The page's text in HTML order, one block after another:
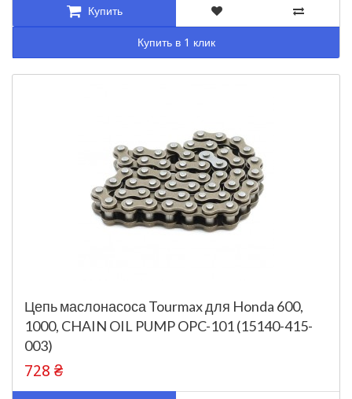
Купить
Купить в 1 клик
Цепь маслонасоса Tourmax для Honda 600,
1000, CHAIN OIL PUMP OPC-101 (15140-415-
003)
728 ₴